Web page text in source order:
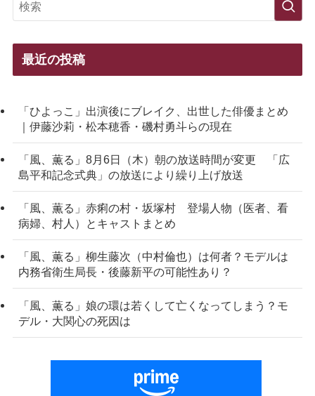
最近の投稿
「ひよっこ」出演後にブレイク、出世した俳優まとめ
｜伊藤沙莉・松本穂香・磯村勇斗らの現在
「風、薫る」8月6日（木）朝の放送時間が変更 「広
島平和記念式典」の放送により繰り上げ放送
「風、薫る」赤痢の村・坂塚村 登場人物（医者、看
病婦、村人）とキャストまとめ
「風、薫る」柳生藤次（中村倫也）は何者？モデルは
内務省衛生局長・後藤新平の可能性あり？
「風、薫る」娘の環は若くして亡くなってしまう？モ
デル・大関心の死因は